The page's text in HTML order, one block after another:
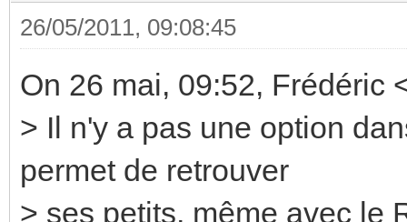
26/05/2011, 09:08:45
On 26 mai, 09:52, Frédéric
> Il n'y a pas une option
permet de retrouver
> ses petits, même avec le